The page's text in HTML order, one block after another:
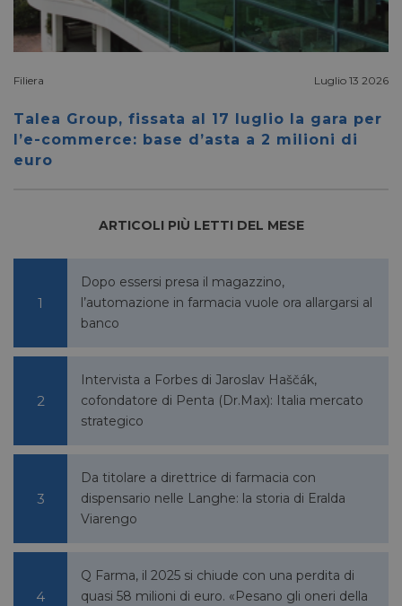
Filiera Luglio 13 2026
Talea Group, fissata al 17 luglio la gara per
l’e-commerce: base d’asta a 2 milioni di
euro
ARTICOLI PIÙ LETTI DEL MESE
Dopo essersi presa il magazzino,
l’automazione in farmacia vuole ora allargarsi al
banco
Intervista a Forbes di Jaroslav Haščák,
cofondatore di Penta (Dr.Max): Italia mercato
strategico
Da titolare a direttrice di farmacia con
dispensario nelle Langhe: la storia di Eralda
Viarengo
Q Farma, il 2025 si chiude con una perdita di
quasi 58 milioni di euro. «Pesano gli oneri della